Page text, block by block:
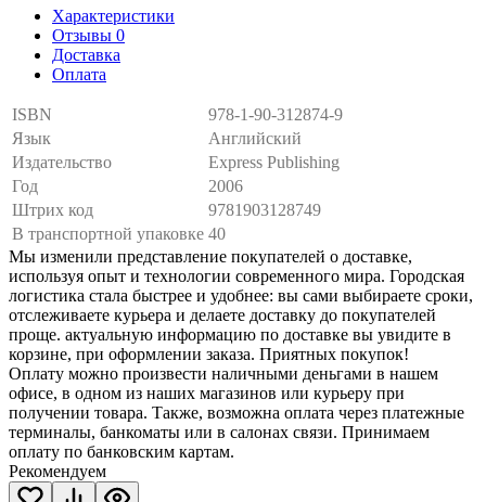
Характеристики
Отзывы 0
Доставка
Оплата
ISBN
978-1-90-312874-9
Язык
Английский
Издательство
Express Publishing
Год
2006
Штрих код
9781903128749
В транспортной упаковке 40
Мы изменили представление покупателей о доставке,
используя опыт и технологии современного мира. Городская
логистика стала быстрее и удобнее: вы сами выбираете сроки,
отслеживаете курьера и делаете доставку до покупателей
проще. актуальную информацию по доставке вы увидите в
корзине, при оформлении заказа. Приятных покупок!
Оплату можно произвести наличными деньгами в нашем
офисе, в одном из наших магазинов или курьеру при
получении товара. Также, возможна оплата через платежные
терминалы, банкоматы или в салонах связи. Принимаем
оплату по банковским картам.
Рекомендуем